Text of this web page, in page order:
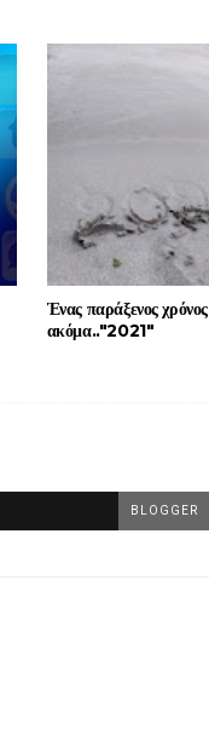
Ένας παράξενος χρόνος
ακόμα.."2021"
BLOGGER